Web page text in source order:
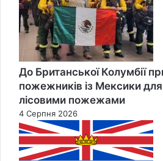
До Британської Колумбії
пожежників із Мексики
лісовими пожежами
4 Серпня 2026